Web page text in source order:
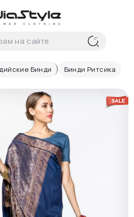
товаров
покупок пуста..
Бинди Бинди Ритсика